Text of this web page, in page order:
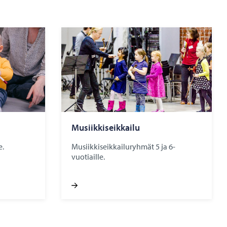
Musiikkiseikkailu
Musiikkiseikkailuryhmät 5 ja 6-
vuotiaille.